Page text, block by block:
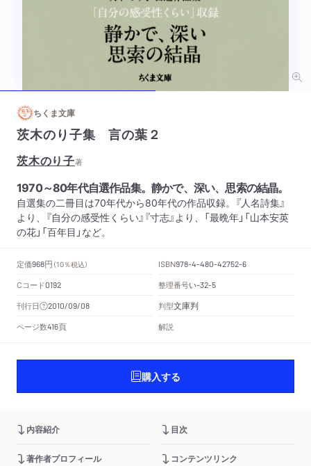
ちくま文庫
茨木のり子集 言の葉２
茨木のり子著
1970～80年代自選作品集。静かで、深い、思索の結晶。
自選集の二冊目は70年代から80年代の作品収録。『人名詩集』
より、『自分の感受性くらい』『寸志』より、「最晩年」「山本安英
の花」「百年目」など。
定価968円 （10％税込） ISBN978-4-480-42752-6
Cコード0192 整理番号い-32-5
刊行日 2010/09/08 判型文庫判
ページ数416頁 解説
購入する
内容紹介 目次
著作者プロフィール コンテンツリンク